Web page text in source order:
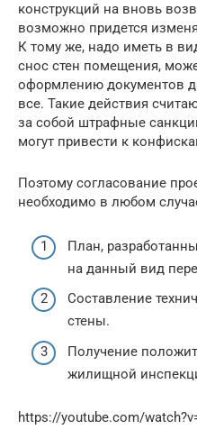
конструкций на вновь
возможно придется
К тому же, надо иметь в
снос стен помещения,
оформлению документов
все. Такие действия
за собой штрафные
могут привести к
Поэтому согласование
необходимо в любом
План,
на данный вид
Составление
стены.
Получение
жилищной
https://youtube.com/